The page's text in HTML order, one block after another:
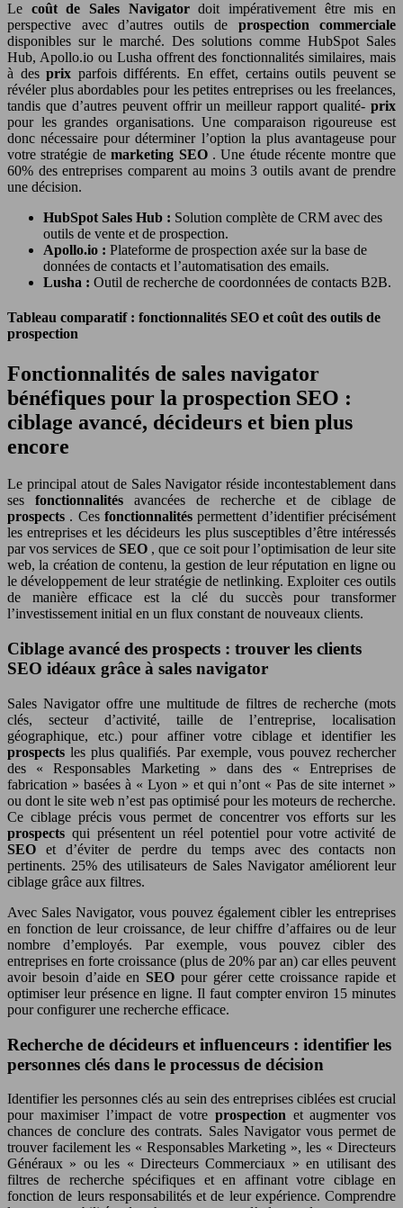
Le coût de Sales Navigatordoit impérativement être mis en
perspective avec d’autres outils de prospection commerciale
disponibles sur le marché. Des solutions comme HubSpot Sales
Hub, Apollo.io ou Lusha offrent des fonctionnalités similaires, mais
à des prix parfois différents. En effet, certains outils peuvent se
révéler plus abordables pour les petites entreprises ou les freelances,
tandis que d’autres peuvent offrir un meilleur rapport qualité- prix
pour les grandes organisations. Une comparaison rigoureuse est
donc nécessaire pour déterminer l’option la plus avantageuse pour
votre stratégie demarketing SEO . Une étude récente montre que
60% des entreprises comparent au moins 3 outils avant de prendre
une décision.
HubSpot Sales Hub : Solution complète de CRM avec des
outils de vente et de prospection.
Apollo.io : Plateforme de prospection axée sur la base de
données de contacts et l’automatisation des emails.
Lusha : Outil de recherche de coordonnées de contacts B2B.
Tableau comparatif : fonctionnalités SEO et coût des outils de
prospection
Fonctionnalités de sales navigator
bénéfiques pour la prospection SEO :
ciblage avancé, décideurs et bien plus
encore
Le principal atout de Sales Navigator réside incontestablement dans
ses fonctionnalités avancées de recherche et de ciblage de
prospects . Cesfonctionnalitéspermettent d’identifier précisément
les entreprises et les décideurs les plus susceptibles d’être intéressés
par vos services de SEO , que ce soit pour l’optimisation de leur site
web, la création de contenu, la gestion de leur réputation en ligne ou
le développement de leur stratégie de netlinking. Exploiter ces outils
de manière efficace est la clé du succès pour transformer
l’investissement initial en un flux constant de nouveaux clients.
Ciblage avancé des prospects : trouver les clients
SEO idéaux grâce à sales navigator
Sales Navigator offre une multitude de filtres de recherche (mots
clés, secteur d’activité, taille de l’entreprise, localisation
géographique, etc.) pour affiner votre ciblage et identifier les
prospects les plus qualifiés. Par exemple, vous pouvez rechercher
des « Responsables Marketing » dans des « Entreprises de
fabrication » basées à « Lyon » et qui n’ont « Pas de site internet »
ou dont le site web n’est pas optimisé pour les moteurs de recherche.
Ce ciblage précis vous permet de concentrer vos efforts sur les
prospects qui présentent un réel potentiel pour votre activité de
SEO et d’éviter de perdre du temps avec des contacts non
pertinents. 25% des utilisateurs de Sales Navigator améliorent leur
ciblage grâce aux filtres.
Avec Sales Navigator, vous pouvez également cibler les entreprises
en fonction de leur croissance, de leur chiffre d’affaires ou de leur
nombre d’employés. Par exemple, vous pouvez cibler des
entreprises en forte croissance (plus de 20% par an) car elles peuvent
avoir besoin d’aide enSEOpour gérer cette croissance rapide et
optimiser leur présence en ligne. Il faut compter environ 15 minutes
pour configurer une recherche efficace.
Recherche de décideurs et influenceurs : identifier les
personnes clés dans le processus de décision
Identifier les personnes clés au sein des entreprises ciblées est crucial
pour maximiser l’impact de votre prospection et augmenter vos
chances de conclure des contrats. Sales Navigator vous permet de
trouver facilement les « Responsables Marketing », les « Directeurs
Généraux » ou les « Directeurs Commerciaux » en utilisant des
filtres de recherche spécifiques et en affinant votre ciblage en
fonction de leurs responsabilités et de leur expérience. Comprendre